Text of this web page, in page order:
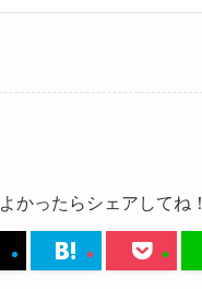
よかったらシェアしてね！